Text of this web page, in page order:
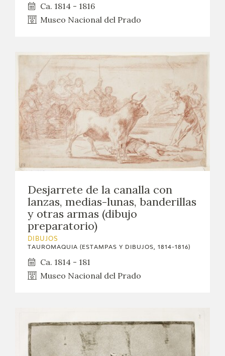
Ca. 1814 - 1816
Museo Nacional del Prado
Desjarrete de la canalla con
lanzas, medias-lunas, banderillas
y otras armas (dibujo
preparatorio)
DIBUJOS
TAUROMAQUIA (ESTAMPAS Y DIBUJOS, 1814-1816)
Ca. 1814 - 181
Museo Nacional del Prado